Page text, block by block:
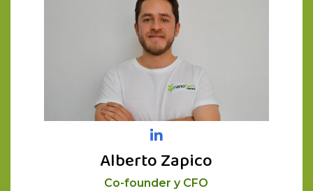
Alberto Zapico
Co-founder y CFO